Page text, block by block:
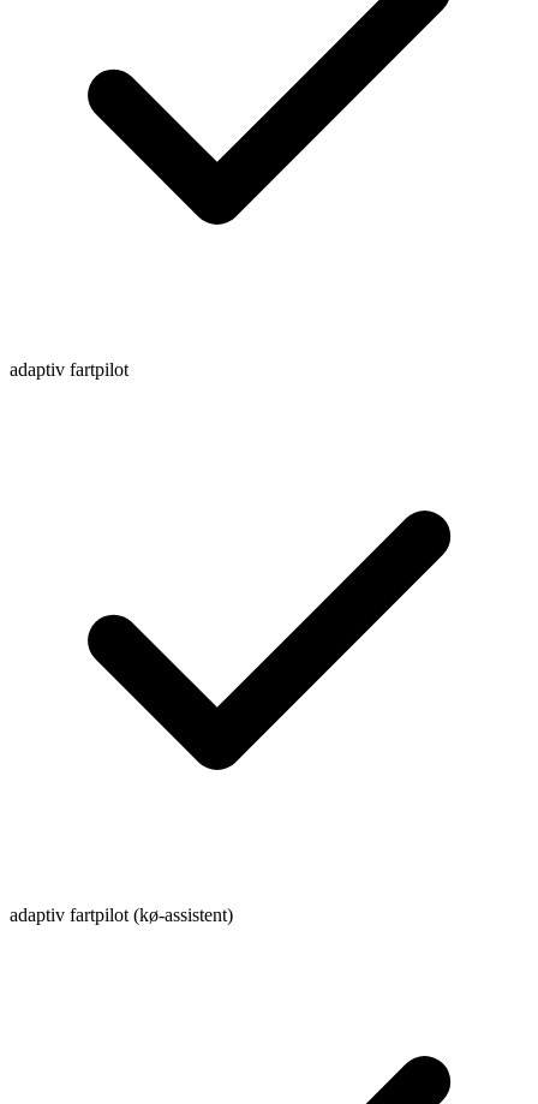
adaptiv fartpilot
adaptiv fartpilot (kø-assistent)